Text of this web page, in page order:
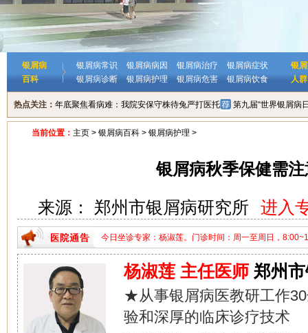
银屑病
百科
银屑病常识 银屑病病因 银屑病治疗
银屑病症状
银屑病诊断
银屑病护理 银屑病危害 银屑病饮食
银
人群
热点关注： 年底聚焦看病难：我院安保守株待兔严打医托 第九届“世界银屑病
当前位置： 主页 > 银屑病百科 > 银屑病护理 >
银屑病秋季保健需
来源： 郑州市银屑病研究所 进入
今日坐诊专家：杨淑莲。门诊时间：周一至周日，
杨淑莲 主任医师 郑州
★从事银屑病医教研工作
验和深厚的临床诊疗技术